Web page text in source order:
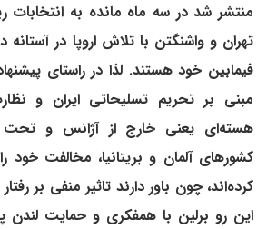
منتشر شد در سه ماه مانده به انتخابات
تهران و واشنگتن با تلاش اروپا در
فیمابین خود هستند. لذا در راستای
مبنی بر تحریم تسلیحاتی ایران و
هسته‌ای یعنی خارج از آ‌ژانس و تحت
کشورهای آلمان و بریتانیا، مخالفت خود
کرده‌اند، چون باور دارند تاثیر منفی بر
این رو برلین با همفکری و حمایت لندن